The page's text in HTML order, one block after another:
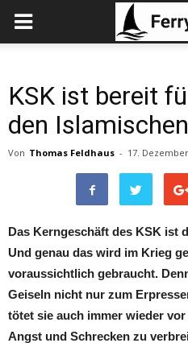
KSK ist bereit
den
Von Thomas Feldhaus - 17.
Das Kerngeschäft des KSK ist
Und genau das wird im Krieg
voraussichtlich gebraucht.
Geiseln nicht nur zum
tötet sie auch immer wieder
Angst und Schrecken zu